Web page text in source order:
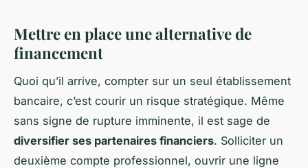
Mettre en place une alternative de
financement
Quoi qu’il arrive, compter sur un seul établissement
bancaire, c’est courir un risque stratégique. Même
sans signe de rupture imminente, il est sage de
diversifier ses partenaires financiers. Solliciter un
deuxième compte professionnel, ouvrir une ligne